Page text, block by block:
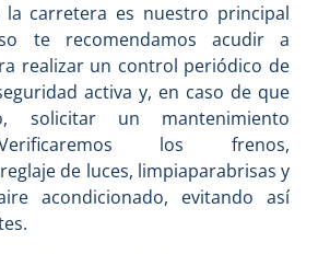
carretera es nuestro principal
te recomendamos acudir a
realizar un control periódico de
activa y, en caso de que
solicitar un mantenimiento
los frenos,
de luces, limpiaparabrisas y
acondicionado, evitando así